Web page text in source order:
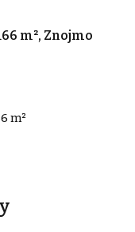
m², Znojmo
m²